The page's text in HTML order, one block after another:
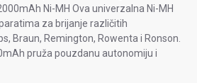
Ni-MH Ova univerzalna Ni-MH
za brijanje različitih
Braun, Remington, Rowenta i Ronson.
pruža pouzdanu autonomiju i